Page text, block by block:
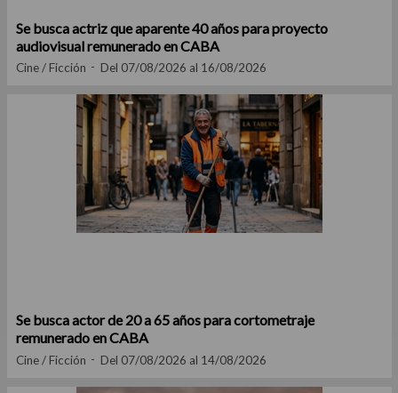
Se busca actriz que aparente 40 años para proyecto
audiovisual remunerado en CABA
Cine / Ficción Del 07/08/2026 al 16/08/2026
Se busca actor de 20 a 65 años para cortometraje
remunerado en CABA
Cine / Ficción Del 07/08/2026 al 14/08/2026